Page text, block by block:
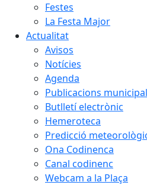
Festes
La Festa Major
Actualitat
Avisos
Notícies
Agenda
Publicacions
Butlletí electrònic
Hemeroteca
Predicció
Ona Codinenca
Canal codinenc
Webcam a la Plaça